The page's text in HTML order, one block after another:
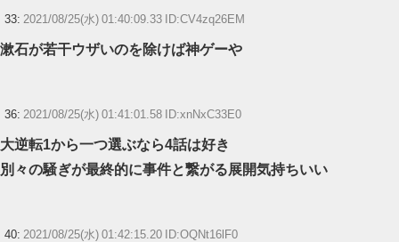
33: 2021/08/25(水) 01:40:09.33 ID:CV4zq26EM
漱石が若干ウザいのを除けば神ゲーや
36: 2021/08/25(水) 01:41:01.58 ID:xnNxC33E0
大逆転1から一つ選ぶなら4話は好き
別々の騒ぎが最終的に事件と繋がる展開気持ちいい
40: 2021/08/25(水) 01:42:15.20 ID:OQNt16lF0